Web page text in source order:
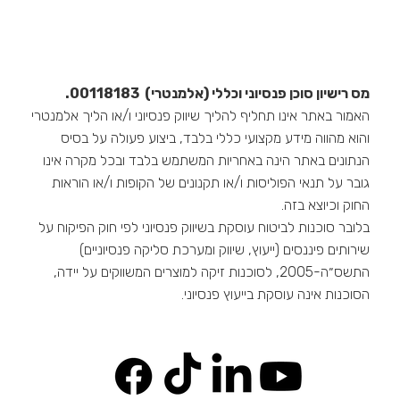
מס רישיון סוכן פנסיוני וכללי (אלמנטרי) 00118183.
האמור באתר אינו תחליף להליך שיווק פנסיוני ו/או הליך אלמנטרי
והוא מהווה מידע מקצועי כללי בלבד, ביצוע פעולה על בסיס
הנתונים באתר הינה באחריות המשתמש בלבד ובכל מקרה אינו
גובר על תנאי הפוליסות ו/או תקנונים של הקופות ו/או הוראות
החוק וכיוצא בזה.
בלובר סוכנות לביטוח עוסקת בשיווק פנסיוני לפי חוק הפיקוח על
שירותים פיננסים (ייעוץ, שיווק ומערכת סליקה פנסיוניים)
התשס״ה-2005, לסוכנות זיקה למוצרים המשווקים על יידה,
הסוכנות אינה עוסקת בייעוץ פנסיוני.